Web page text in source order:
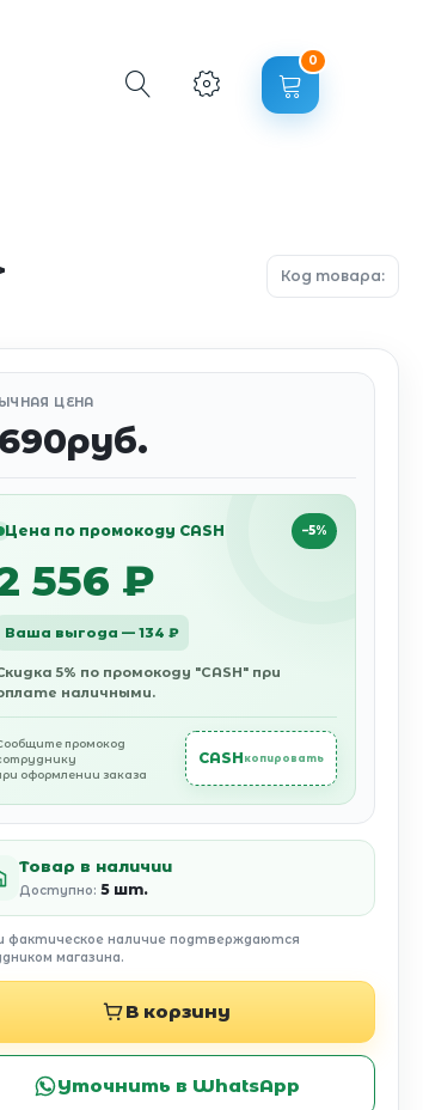
0
Код товара:
ЦЕНА
Цена по промокоду CASH −5%
556 ₽
Ваша выгода — 134 ₽
5% по промокоду "CASH" при
наличными.
промокод
оформлении заказа
CASH копировать
Товар в наличии
Доступно: 5 шт.
фактическое наличие подтверждаются
магазина.
В корзину
Уточнить в WhatsApp